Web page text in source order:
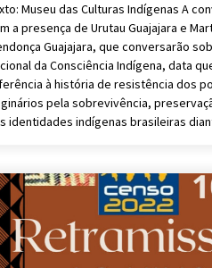
Museu das Culturas Indígenas A
a presença de Urutau Guajajara e
Guajajara, que conversarão
da Consciência Indígena, data
à história de resistência dos
pela sobrevivência,
identidades indígenas brasileiras